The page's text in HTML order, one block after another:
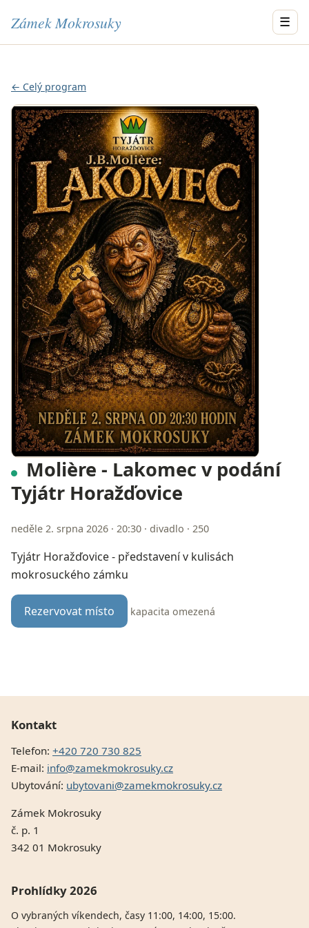
Zámek Mokrosuky ☰
← Celý program
Molière - Lakomec v podání
Tyjátr Horažďovice
neděle 2. srpna 2026 · 20:30 · divadlo · 250
Tyjátr Horažďovice - představení v kulisách
mokrosuckého zámku
Rezervovat místo kapacita omezená
Kontakt
Telefon: +420 720 730 825
E-mail: info@zamekmokrosuky.cz
Ubytování: ubytovani@zamekmokrosuky.cz
Zámek Mokrosuky
č. p. 1
342 01 Mokrosuky
Prohlídky 2026
O vybraných víkendech, časy 11:00, 14:00, 15:00.